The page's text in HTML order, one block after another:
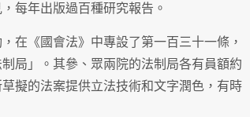
每年出版過百種研究報告。
在《國會法》中專設了第一百三十一條，
局」。其參、眾兩院的法制局各有員額約
擬的法案提供立法技術和文字潤色，有時